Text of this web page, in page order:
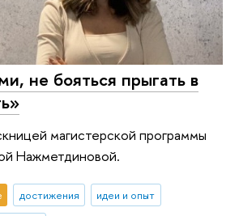
не бояться прыгать в
​магистерской ​программы
​Нажметдиновой.​​
достижения
идеи и опыт